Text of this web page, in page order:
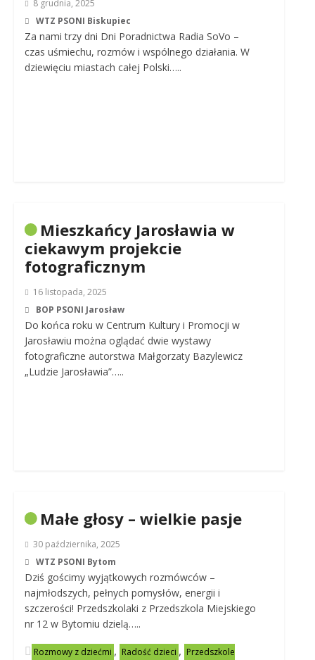
8 grudnia, 2025
WTZ PSONI Biskupiec
Za nami trzy dni Dni Poradnictwa Radia SoVo –
czas uśmiechu, rozmów i wspólnego działania. W
dziewięciu miastach całej Polski…..
Mieszkańcy Jarosławia w
ciekawym projekcie
fotograficznym
16 listopada, 2025
BOP PSONI Jarosław
Do końca roku w Centrum Kultury i Promocji w
Jarosławiu można oglądać dwie wystawy
fotograficzne autorstwa Małgorzaty Bazylewicz
„Ludzie Jarosławia”…..
Małe głosy – wielkie pasje
30 października, 2025
WTZ PSONI Bytom
Dziś gościmy wyjątkowych rozmówców –
najmłodszych, pełnych pomysłów, energii i
szczerości! Przedszkolaki z Przedszkola Miejskiego
nr 12 w Bytomiu dzielą…..
Rozmowy z dziećmi , Radość dzieci , Przedszkole